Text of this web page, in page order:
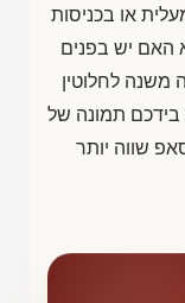
או בכניסות
האם יש בפנים
משנה לחלוטין
תמונה של
שווה יותר